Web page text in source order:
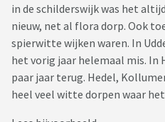
in de schilderswijk was het
nieuw, net al flora dorp. Ook
spierwitte wijken waren. In
het vorig jaar helemaal mis. In
paar jaar terug. Hedel,
heel veel witte dorpen waar